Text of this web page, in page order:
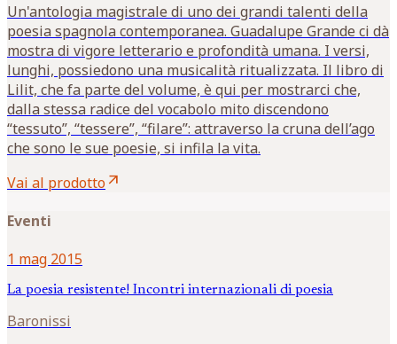
Un'antologia magistrale di uno dei grandi talenti della
poesia spagnola contemporanea. Guadalupe Grande ci dà
mostra di vigore letterario e profondità umana. I versi,
lunghi, possiedono una musicalità ritualizzata. Il libro di
Lilit, che fa parte del volume, è qui per mostrarci che,
dalla stessa radice del vocabolo mito discendono
“tessuto”, “tessere”, “filare”: attraverso la cruna dell’ago
che sono le sue poesie, si infila la vita.
Vai al prodottoarrow_outward
Eventi
1 mag 2015
La poesia resistente! Incontri internazionali di poesia
Baronissi